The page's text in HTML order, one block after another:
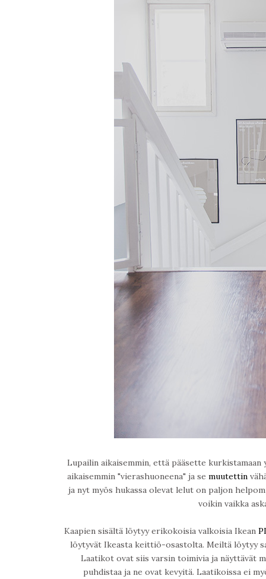
Lupailin aikaisemmin, että pääsette
aikaisemmin "vierashuoneena" ja se muutettin
ja nyt myös hukassa olevat lelut on paljon
voikin vaikka
Kaapien sisältä löytyy erikokoisia valkoisia Ikean
löytyvät Ikeasta keittiö-osastolta. Meiltä löytyy
Laatikot ovat siis varsin toimivia ja näyttävät
puhdistaa ja ne ovat kevyitä. Laatikoissa ei